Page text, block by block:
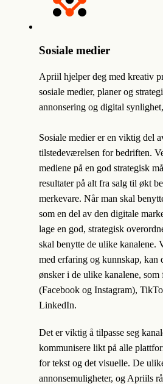
Sosiale medier
Apriil hjelper deg med kreativ
sosiale medier, planer og
annonsering og digital
Sosiale medier er en viktig del
tilstedeværelsen for bedriften.
mediene på en god strategisk
resultater på alt fra salg til økt
merkevare. Når man skal
som en del av den digitale
lage en god, strategisk
skal benytte de ulike kanalene.
med erfaring og kunnskap, kan
ønsker i de ulike kanalene, som
(Facebook og Instagram),
LinkedIn.
Det er viktig å tilpasse seg
kommunisere likt på alle
for tekst og det visuelle. De
annonsemuligheter, og Apriils